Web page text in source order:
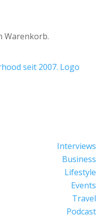
Warenkorb.
Interviews
Business
Lifestyle
Events
Travel
Podcast